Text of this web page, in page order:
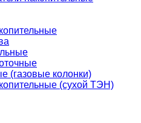
(газовые колонки)
(сухой ТЭН)